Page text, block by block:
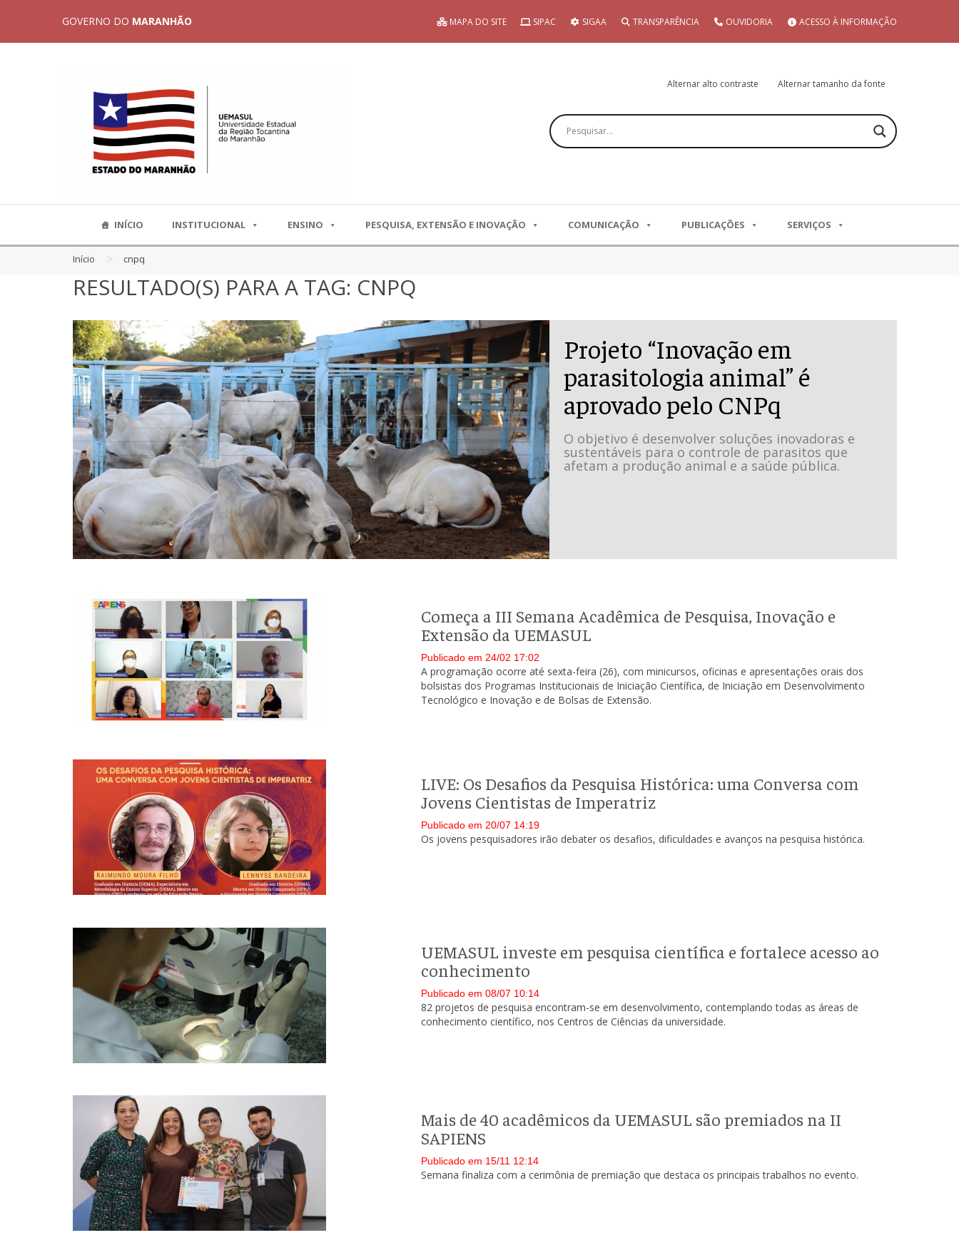
GOVERNO DO MARANHÃO MAPA DO SITE SIPAC SIGAA TRANSPARÊNCIA OUVIDORIA ACESSO À INFORMAÇÃO
Alternar alto contraste Alternar tamanho da fonte
Pesquisar
INÍCIO INSTITUCIONAL ENSINO PESQUISA, EXTENSÃO E INOVAÇÃO COMUNICAÇÃO PUBLICAÇÕES SERVIÇOS
Início > cnpq
RESULTADO(S) PARA A TAG: CNPQ
Projeto “Inovação em
parasitologia animal” é
aprovado pelo CNPq
O objetivo é desenvolver soluções inovadoras e
sustentáveis para o controle de parasitos que
afetam a produção animal e a saúde pública.
Começa a III Semana Acadêmica de Pesquisa, Inovação e
Extensão da UEMASUL
Publicado em 24/02 17:02
A programação ocorre até sexta-feira (26), com minicursos, oficinas e apresentações orais dos
bolsistas dos Programas Institucionais de Iniciação Científica, de Iniciação em Desenvolvimento
Tecnológico e Inovação e de Bolsas de Extensão.
LIVE: Os Desafios da Pesquisa Histórica: uma Conversa com
Jovens Cientistas de Imperatriz
Publicado em 20/07 14:19
Os jovens pesquisadores irão debater os desafios, dificuldades e avanços na pesquisa histórica.
UEMASUL investe em pesquisa científica e fortalece acesso ao
conhecimento
Publicado em 08/07 10:14
82 projetos de pesquisa encontram-se em desenvolvimento, contemplando todas as áreas de
conhecimento científico, nos Centros de Ciências da universidade.
Mais de 40 acadêmicos da UEMASUL são premiados na II
SAPIENS
Publicado em 15/11 12:14
Semana finaliza com a cerimônia de premiação que destaca os principais trabalhos no evento.